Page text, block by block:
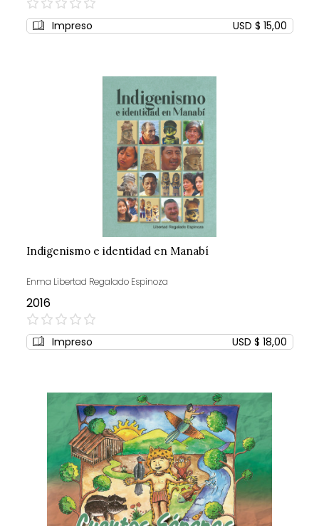
0%
Impreso USD $ 15,00
Indigenismo e identidad en Manabí
Enma Libertad Regalado Espinoza
2016
0%
Impreso USD $ 18,00